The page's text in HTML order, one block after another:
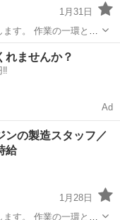
1月31日
す。 作業の一環とし
求められます。 経験
るため、安心してご
険
れませんか？
‼️
Ad
ンの製造スタッフ／
給
1月28日
す。 作業の一環とし